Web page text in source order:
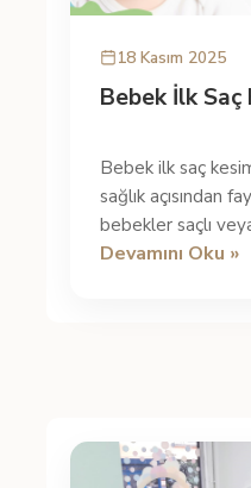
18 Kasım 2025
Bebek İlk Saç
Bebek ilk saç
sağlık açısından
bebekler saçlı
durumda bebeğiniz
Devamını Oku »